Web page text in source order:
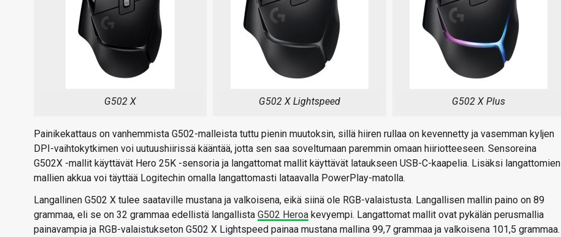
G502 X G502 X Lightspeed G502 X Plus
Painikekattaus on vanhemmista G502-malleista tuttu pienin muutoksin, sillä hiiren rullaa on kevennetty ja vasemman kyljen
DPI-vaihtokytkimen voi uutuushiirissä kääntää, jotta sen saa soveltumaan paremmin omaan hiiriotteeseen. Sensoreina
G502X -mallit käyttävät Hero 25K -sensoria ja langattomat mallit käyttävät lataukseen USB-C-kaapelia. Lisäksi langattomien
mallien akkua voi täyttää Logitechin omalla langattomasti lataavalla PowerPlay-matolla.
Langallinen G502 X tulee saataville mustana ja valkoisena, eikä siinä ole RGB-valaistusta. Langallisen mallin paino on 89
grammaa, eli se on 32 grammaa edellistä langallista G502 Heroa kevyempi. Langattomat mallit ovat pykälän perusmallia
painavampia ja RGB-valaistukseton G502 X Lightspeed painaa mustana mallina 99,7 grammaa ja valkoisena 101,5 grammaa.